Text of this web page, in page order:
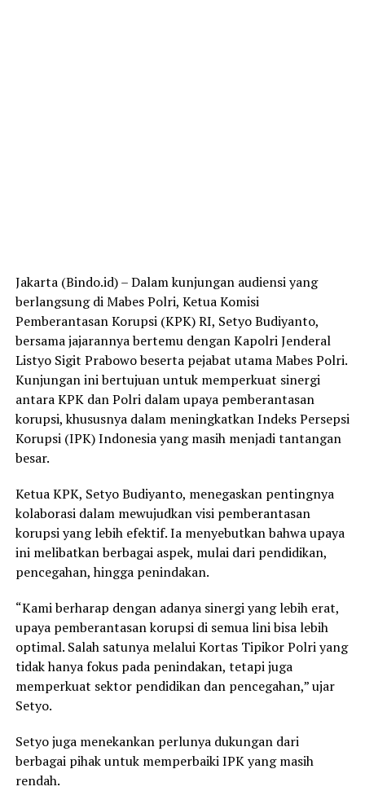
Jakarta (Bindo.id) – Dalam kunjungan audiensi yang
berlangsung di Mabes Polri, Ketua Komisi
Pemberantasan Korupsi (KPK) RI, Setyo Budiyanto,
bersama jajarannya bertemu dengan Kapolri Jenderal
Listyo Sigit Prabowo beserta pejabat utama Mabes Polri.
Kunjungan ini bertujuan untuk memperkuat sinergi
antara KPK dan Polri dalam upaya pemberantasan
korupsi, khususnya dalam meningkatkan Indeks Persepsi
Korupsi (IPK) Indonesia yang masih menjadi tantangan
besar.
Ketua KPK, Setyo Budiyanto, menegaskan pentingnya
kolaborasi dalam mewujudkan visi pemberantasan
korupsi yang lebih efektif. Ia menyebutkan bahwa upaya
ini melibatkan berbagai aspek, mulai dari pendidikan,
pencegahan, hingga penindakan.
“Kami berharap dengan adanya sinergi yang lebih erat,
upaya pemberantasan korupsi di semua lini bisa lebih
optimal. Salah satunya melalui Kortas Tipikor Polri yang
tidak hanya fokus pada penindakan, tetapi juga
memperkuat sektor pendidikan dan pencegahan,” ujar
Setyo.
Setyo juga menekankan perlunya dukungan dari
berbagai pihak untuk memperbaiki IPK yang masih
rendah.